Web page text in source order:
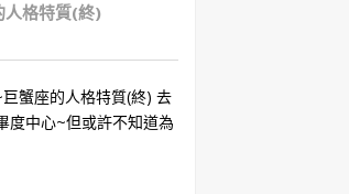
人格特質(終)
蟹座的人格特質(終) 去
度中心~但或許不知道為